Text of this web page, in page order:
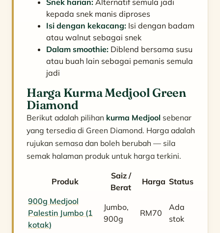
kepada snek manis diproses
Isi dengan kekacang: Isi dengan badam
atau walnut sebagai snek
Dalam smoothie: Diblend bersama susu
atau buah lain sebagai pemanis semula
jadi
Harga Kurma Medjool Green
Diamond
Berikut adalah pilihan kurma Medjool sebenar
yang tersedia di Green Diamond. Harga adalah
rujukan semasa dan boleh berubah — sila
semak halaman produk untuk harga terkini.
Produk
Saiz /
Berat
Harga Status
900g Medjool
Palestin Jumbo (1
kotak)
Jumbo,
900g
RM70
Ada
stok